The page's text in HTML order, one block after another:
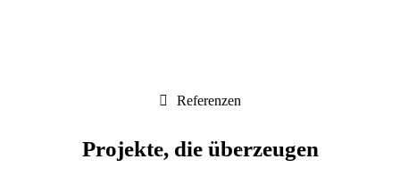
Referenzen
Projekte, die überzeugen